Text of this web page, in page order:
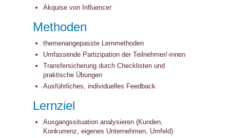
Akquise von Influencer
Methoden
themenangepasste Lernmethoden
Umfassende Partizipation der Teilnehmer/-innen
Transfersicherung durch Checklisten und
praktische Übungen
Ausführliches, individuelles Feedback
Lernziel
Ausgangssituation analysieren (Kunden,
Konkurrenz, eigenes Unternehmen, Umfeld)